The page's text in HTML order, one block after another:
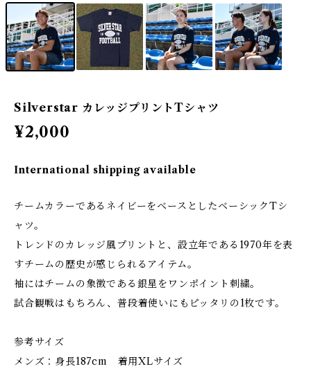
Silverstar カレッジプリントTシャツ
¥2,000
International shipping available
チームカラーであるネイビーをベースとしたベーシックTシ
ャツ。
トレンドのカレッジ風プリントと、設立年である1970年を表
すチームの歴史が感じられるアイテム。
袖にはチームの象徴である銀星をワンポイント刺繍。
試合観戦はもちろん、普段着使いにもピッタリの1枚です。
参考サイズ
メンズ：身長187cm 着用XLサイズ